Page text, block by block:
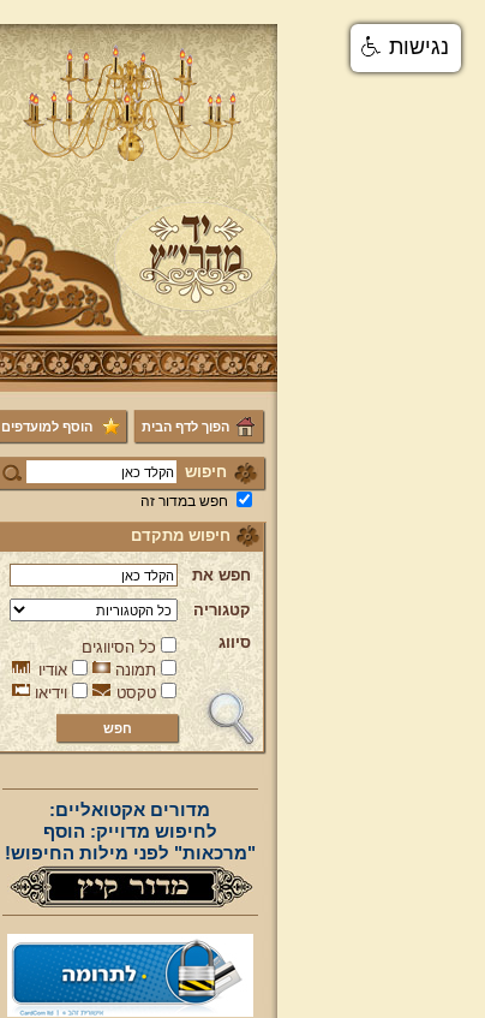
הפוך לדף הבית הוסף למועדפים
חיפוש
חפש במדור זה
חיפוש מתקדם
חפש את
קטגוריה
סיווג
כל הסיווגים
תמונה
אודיו
טקסט
וידיאו
מדורים אקטואליים:
לחיפוש מדוייק: הוסף
"מרכאות" לפני מילות החיפוש!
נגישות